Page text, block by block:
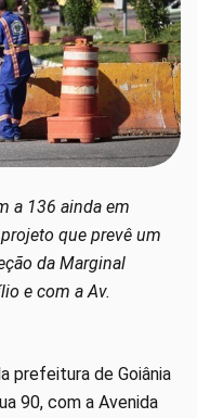
a 136 ainda em
que prevê um
da Marginal
e com a Av.
prefeitura de Goiânia
90, com a Avenida